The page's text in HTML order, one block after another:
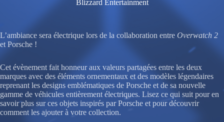
Blizzard Entertainment
L’ambiance sera électrique lors de la collaboration entre Overwatch 2
et Porsche !
Cet évènement fait honneur aux valeurs partagées entre les deux
marques avec des éléments ornementaux et des modèles légendaires
reprenant les designs emblématiques de Porsche et de sa nouvelle
gamme de véhicules entièrement électriques. Lisez ce qui suit pour en
savoir plus sur ces objets inspirés par Porsche et pour découvrir
comment les ajouter à votre collection.